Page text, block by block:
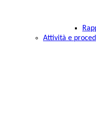
Attività e